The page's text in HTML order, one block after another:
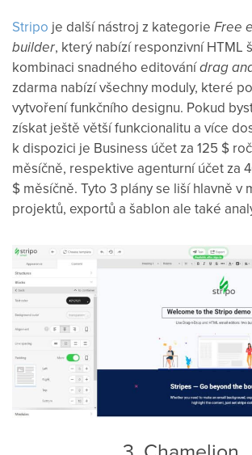
Stripo je další nástroj z kategorie Free
builder, který nabízí responzivní HTML
kombinaci snadného editovánídrag
zdarma nabízí všechny moduly, které
vytvoření funkčního designu. Pokud
získat ještě větší funkcionalitu a více
k dispozici je Business účet za 125 $
měsíčně, respektive agenturní účet za
$ měsíčně. Tyto 3 plány se liší hlavně v
projektů, exportů a šablon ale také